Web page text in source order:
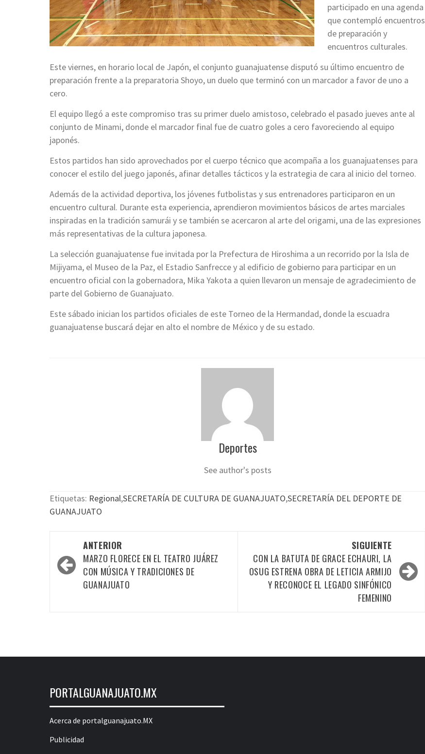
participado en una agenda
que contempló encuentros
de preparación y
encuentros culturales.
Este viernes, en horario local de Japón, el conjunto guanajuatense disputó su último encuentro de
preparación frente a la preparatoria Shoyo, un duelo que terminó con un marcador a favor de uno a
cero.
El equipo llegó a este compromiso tras su primer duelo amistoso, celebrado el pasado jueves ante al
conjunto de Minami, donde el marcador final fue de cuatro goles a cero favoreciendo al equipo
japonés.
Estos partidos han sido aprovechados por el cuerpo técnico que acompaña a los guanajuatenses para
conocer el estilo del juego japonés, afinar detalles tácticos y la estrategia de cara al inicio del torneo.
Además de la actividad deportiva, los jóvenes futbolistas y sus entrenadores participaron en un
encuentro cultural. Durante esta experiencia, aprendieron movimientos básicos de artes marciales
inspiradas en la tradición samurái y se también se acercaron al arte del origami, una de las expresiones
más representativas de la cultura japonesa.
La selección guanajuatense fue invitada por la Prefectura de Hiroshima a un recorrido por la Isla de
Mijiyama, el Museo de la Paz, el Estadio Sanfrecce y al edificio de gobierno para participar en un
encuentro oficial con la gobernadora, Mika Yakota a quien llevaron un mensaje de agradecimiento de
parte del Gobierno de Guanajuato.
Este sábado inician los partidos oficiales de este Torneo de la Hermandad, donde la escuadra
guanajuatense buscará dejar en alto el nombre de México y de su estado.
Deportes
See author's posts
Etiquetas: Regional,SECRETARÍA DE CULTURA DE GUANAJUATO,SECRETARÍA DEL DEPORTE DE
GUANAJUATO
Navegación
por
las
entradas
ANTERIOR
MARZO FLORECE EN EL TEATRO JUÁREZ
CON MÚSICA Y TRADICIONES DE
GUANAJUATO
SIGUIENTE
CON LA BATUTA DE GRACE ECHAURI, LA
OSUG ESTRENA OBRA DE LETICIA ARMIJO
Y RECONOCE EL LEGADO SINFÓNICO
FEMENINO
PORTALGUANAJUATO.MX
Acerca de portalguanajuato.MX
Publicidad